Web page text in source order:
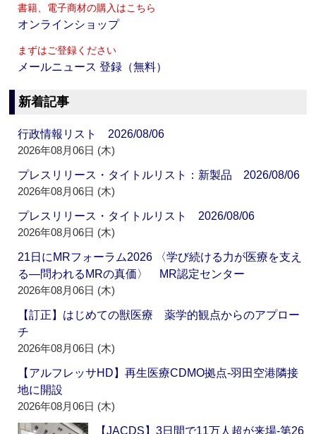
書籍、電子商材の購入はこちら
オンラインショップ
まずはご登録ください
メールニュース 登録（無料）
新着記事
行政情報リスト 2026/08/06
2026年08月06日 (木)
プレスリリース・タイトルリスト：新製品 2026/08/06
2026年08月06日 (木)
プレスリリース・タイトルリスト 2026/08/06
2026年08月06日 (木)
21日にMRフォーラム2026 〈学び続ける力が医療を支え
る―問われるMRの真価〉 MR認定センター
2026年08月06日 (木)
【訂正】はじめての獣医療 薬学的観点からのアプロー
チ
2026年08月06日 (木)
【アルフレッサHD】再生医療CDMO拠点‐羽田空港隣接
地に開設
2026年08月06日 (木)
【JACDS】3日間で11万人超が来場‐第26